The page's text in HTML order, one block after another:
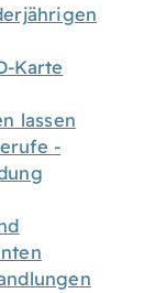
Karte
lassen
-